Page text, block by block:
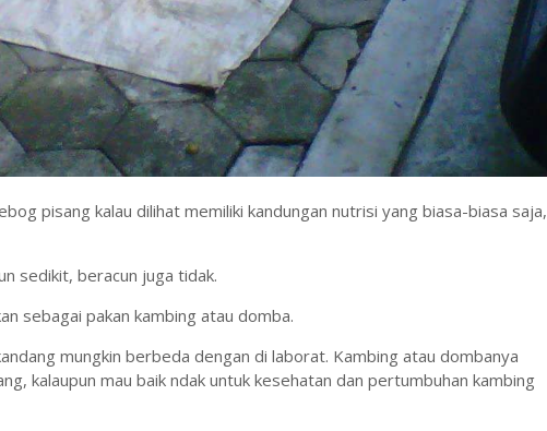
pisang kalau dilihat memiliki kandungan nutrisi yang biasa-biasa saja,
sedikit, beracun juga tidak.
sebagai pakan kambing atau domba.
mungkin berbeda dengan di laborat. Kambing atau dombanya
kalaupun mau baik ndak untuk kesehatan dan pertumbuhan kambing